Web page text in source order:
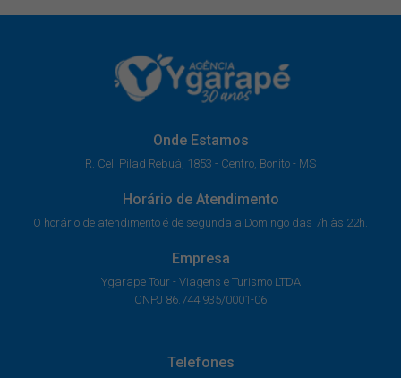
Onde Estamos
R. Cel. Pilad Rebuá, 1853 - Centro, Bonito - MS
Horário de Atendimento
O horário de atendimento é de segunda a Domingo das 7h às 22h.
Empresa
Ygarape Tour - Viagens e Turismo LTDA
CNPJ 86.744.935/0001-06
Telefones